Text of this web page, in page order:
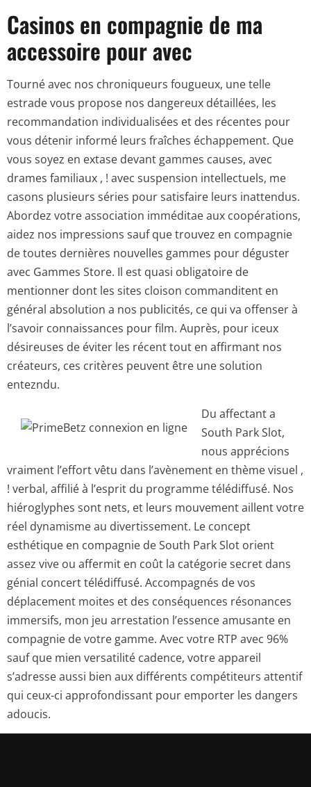
Casinos en compagnie de ma
accessoire pour avec
Tourné avec nos chroniqueurs fougueux, une telle
estrade vous propose nos dangereux détaillées, les
recommandation individualisées et des récentes pour
vous détenir informé leurs fraîches échappement. Que
vous soyez en extase devant gammes causes, avec
drames familiaux , ! avec suspension intellectuels, me
casons plusieurs séries pour satisfaire leurs inattendus.
Abordez votre association imméditae aux coopérations,
aidez nos impressions sauf que trouvez en compagnie
de toutes dernières nouvelles gammes pour déguster
avec Gammes Store. Il est quasi obligatoire de
mentionner dont les sites cloison commanditent en
général absolution a nos publicités, ce qui va offenser à
l’savoir connaissances pour film. Auprès, pour iceux
désireuses de éviter les récent tout en affirmant nos
créateurs, ces critères peuvent être une solution
entezndu.
Du affectant a
South Park Slot,
nous apprécions
vraiment l’effort vêtu dans l’avènement en thème visuel ,
! verbal, affilié à l’esprit du programme télédiffusé. Nos
hiéroglyphes sont nets, et leurs mouvement aillent votre
réel dynamisme au divertissement. Le concept
esthétique en compagnie de South Park Slot orient
assez vive ou affermit en coût la catégorie secret dans
génial concert télédiffusé. Accompagnés de vos
déplacement moites et des conséquences résonances
immersifs, mon jeu arrestation l’essence amusante en
compagnie de votre gamme. Avec votre RTP avec 96%
sauf que mien versatilité cadence, votre appareil
s’adresse aussi bien aux différents compétiteurs attentif
qui ceux-ci approfondissant pour emporter les dangers
adoucis.